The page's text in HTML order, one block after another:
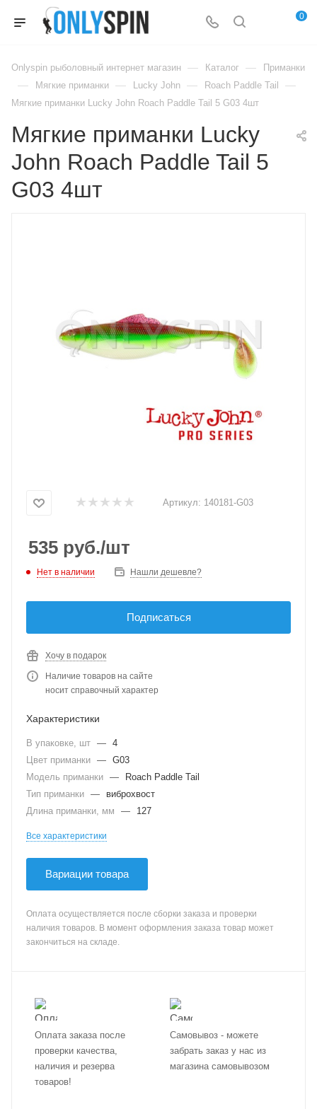
0
Onlyspin рыболовный интернет магазин — Каталог — Приманки
— Мягкие приманки — Lucky John — Roach Paddle Tail —
Мягкие приманки Lucky John Roach Paddle Tail 5 G03 4шт
Мягкие приманки Lucky
John Roach Paddle Tail 5
G03 4шт
Артикул: 140181-G03
535 руб./шт
Нет в наличии Нашли дешевле?
Подписаться
Хочу в подарок
Наличие товаров на сайте
носит справочный характер
Характеристики
В упаковке, шт — 4
Цвет приманки — G03
Модель приманки —
Roach Paddle Tail
Тип приманки —
виброхвост
Длина приманки, мм
— 127
Все характеристики
Вариации товара
Оплата осуществляется после сборки заказа и проверки
наличия товаров. В момент оформления заказа товар может
закончиться на складе.
Оплата заказа после
проверки качества,
наличия и резерва
товаров!
Самовывоз - можете
забрать заказ у нас из
магазина самовывозом